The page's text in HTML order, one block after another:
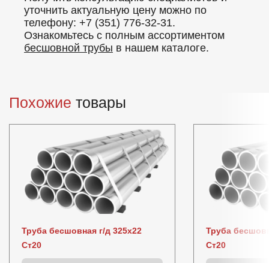
уточнить актуальную цену можно по
телефону: +7 (351) 776-32-31.
Ознакомьтесь с полным ассортиментом
бесшовной трубы в нашем каталоге.
Похожие товары
Труба бесшовная г/д 325х22
Ст20
Труба
Ст20